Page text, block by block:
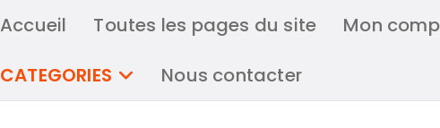
Accueil Toutes les pages du site Mon
CATEGORIES
Nous contacter